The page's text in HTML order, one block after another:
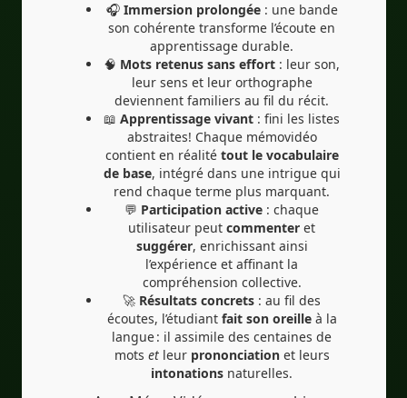
🎧 Immersion prolongée: une bande
son cohérente transforme l’écoute en
apprentissage durable.
🧠 Mots retenus sans effort : leur son,
leur sens et leur orthographe
deviennent familiers au fil du récit.
📖 Apprentissage vivant : fini les listes
abstraites! Chaque mémovidéo
contient en réalité tout le vocabulaire
de base, intégré dans une intrigue qui
rend chaque terme plus marquant.
💬 Participation active : chaque
utilisateur peut commenter et
suggérer, enrichissant ainsi
l’expérience et affinant la
compréhension collective.
🚀 Résultats concrets : au fil des
écoutes, l’étudiant fait son oreilleà la
langue : il assimile des centaines de
mots etleur prononciationet leurs
intonations naturelles.